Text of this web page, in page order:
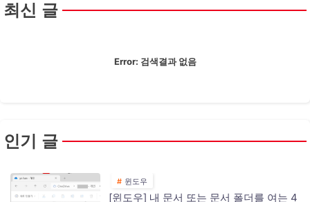
최신 글
Error: 검색결과 없음
인기 글
윈도우
[윈도우] 내 문서 또는 문서 폴더를 여는 4